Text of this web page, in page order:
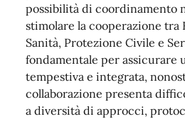
possibilità di coordinamento
stimolare la cooperazione tra
Sanità, Protezione Civile e
fondamentale per assicurare
tempestiva e integrata,
collaborazione presenta
a diversità di approcci,